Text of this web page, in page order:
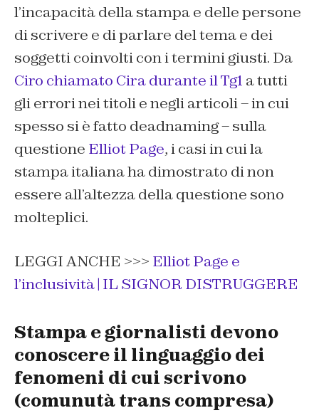
l’incapacità della stampa e delle persone
di scrivere e di parlare del tema e dei
soggetti coinvolti con i termini giusti. Da
Ciro chiamato Cira durante il Tg1 a tutti
gli errori nei titoli e negli articoli – in cui
spesso si è fatto deadnaming – sulla
questione Elliot Page, i casi in cui la
stampa italiana ha dimostrato di non
essere all’altezza della questione sono
molteplici.
LEGGI ANCHE >>> Elliot Page e
l’inclusività | IL SIGNOR DISTRUGGERE
Stampa e giornalisti devono
conoscere il linguaggio dei
fenomeni di cui scrivono
(comunutà trans compresa)